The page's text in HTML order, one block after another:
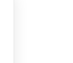
stile elegante